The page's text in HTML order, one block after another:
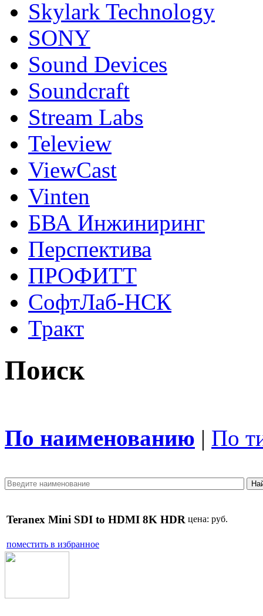
Skylark Technology
SONY
Sound Devices
Soundcraft
Stream Labs
Teleview
ViewCast
Vinten
БВА Инжиниринг
Перспектива
ПРОФИТТ
СофтЛаб-НСК
Тракт
Поиск
По наименованию | По
Teranex Mini SDI to HDMI 8K HDR цена: руб.
поместить в избранное